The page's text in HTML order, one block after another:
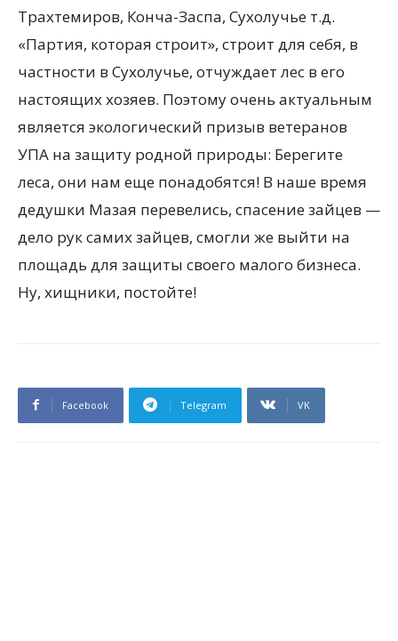
Трахтемиров, Конча-Заспа, Сухолучье т.д.
«Партия, которая строит», строит для себя, в
частности в Сухолучье, отчуждает лес в его
настоящих хозяев. Поэтому очень актуальным
является экологический призыв ветеранов
УПА на защиту родной природы: Берегите
леса, они нам еще понадобятся! В наше время
дедушки Мазая перевелись, спасение зайцев —
дело рук самих зайцев, смогли же выйти на
площадь для защиты своего малого бизнеса.
Ну, хищники, постойте!
Facebook Telegram VK